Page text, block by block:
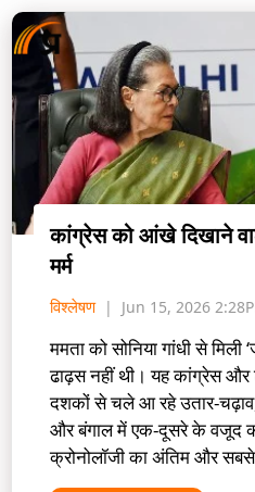
कांग्रेस को आंखे दिखाने
मर्म
विश्लेषण Jun 15, 2026
ममता को सोनिया गांधी से मिली
ढाढ़स नहीं थी। यह कांग्रेस और
दशकों से चले आ रहे उतार-चढ़ाव,
और बंगाल में एक-दूसरे के वजूद
क्रोनोलॉजी का अंतिम और